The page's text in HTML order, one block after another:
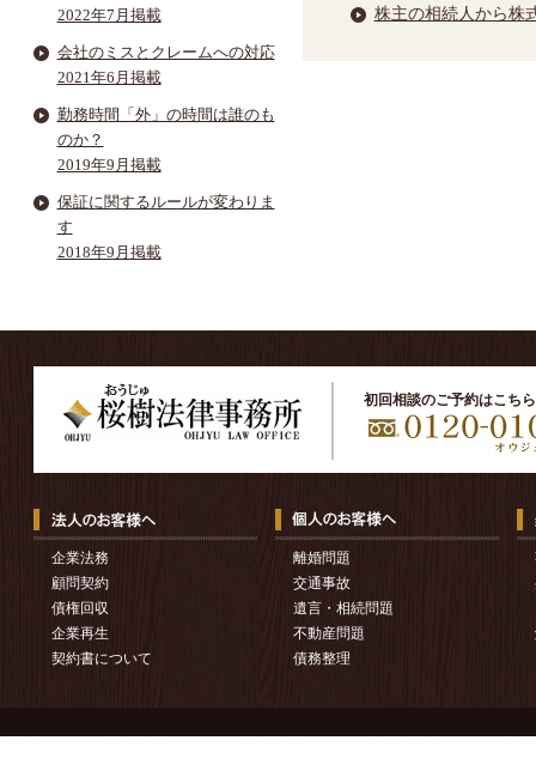
2022年7月掲載
会社のミスとクレームへの対応
2021年6月掲載
勤務時間「外」の時間は誰のも
のか？
2019年9月掲載
保証に関するルールが変わりま
す
2018年9月掲載
株主の相続人から株
初回相談のご予約はこち
企業法務
顧問契約
債権回収
企業再生
契約書について
離婚問題
交通事故
遺言・相続問題
不動産問題
債務整理